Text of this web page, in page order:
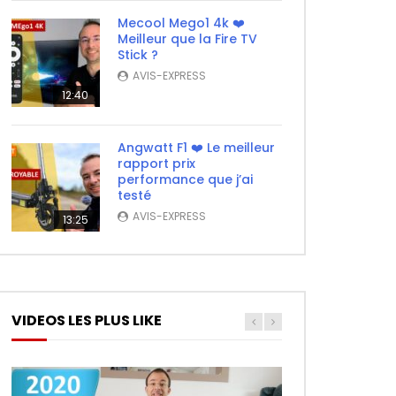
12:40
Mecool Mego1 4k ❤️
Meilleur que la Fire TV
Stick ?
AVIS-EXPRESS
13:25
Angwatt F1 ❤️ Le meilleur
rapport prix
performance que j’ai
testé
AVIS-EXPRESS
VIDEOS LES PLUS LIKE